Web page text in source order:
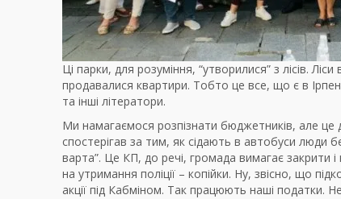
Ці парки, для розуміння, “утворилися” з лісів.
продавалися квартири. Тобто це все, що є в
та інші літератори.
Ми намагаємося розпізнати бюджетників, але це
спостерігав за тим, як сідають в автобуси люди
варта”. Це КП, до речі, громада вимагає закрити
на утримання поліції – копійки. Ну, звісно, що
акції під Кабміном. Так працюють наші податки.